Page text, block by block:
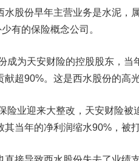
份早年主营业务是水泥，
有的保险概念公司。
为天安财险的控股股东，当
超90%。这是西水股份的高
业迎来大整改，天安财险被
当年的净利润缩水90%，被打